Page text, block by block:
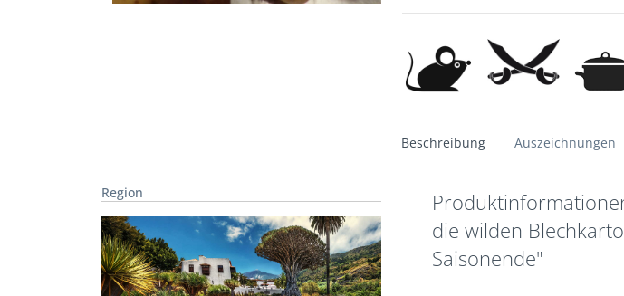
Region
Beschreibung Auszeichnungen
die wilden
Saisonende"